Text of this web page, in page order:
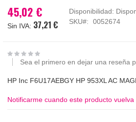
la
galería
45,02 €
37,21 €
Disponibilidad:
SKU
0052674
Sea el primero en dejar una reseña
HP Inc F6U17AEBGY HP 953XL AC
Notificarme cuando este producto vuelva